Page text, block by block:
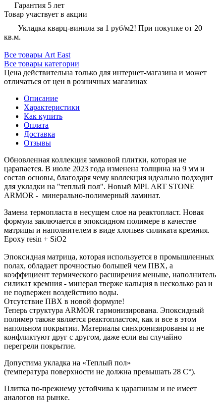
Гарантия 5 лет
Товар участвует в акции
Укладка кварц-винила за 1 руб/м2! При покупке от 20
кв.м.
Все товары Art East
Все товары категории
Цена действительна только для интернет-магазина и может
отличаться от цен в розничных магазинах
Описание
Характеристики
Как купить
Оплата
Доставка
Отзывы
Обновленная коллекция замковой плитки, которая не
царапается. В июле 2023 года изменена толщина на 9 мм и
состав основы, благодаря чему коллекция идеально подходит
для укладки на "теплый пол". Новый MPL ART STONE
ARMOR - минерально-полимерный ламинат.
Замена термопласта в несущем слое на реактопласт. Новая
формула заключается в эпоксидном полимере в качестве
матрицы и наполнителем в виде хлопьев силиката кремния.
Epoxy resin + SiO2
Эпоксидная матрица, которая используется в промышленных
полах, обладает прочностью большей чем ПВХ, а
коэффициент термического расширения меньше, наполнитель
силикат кремния - минерал тверже кальция в несколько раз и
не подвержен воздействию воды.
Отсутствие ПВХ в новой формуле!
Теперь структура ARMOR гармонизирована. Эпоксидный
полимер также является реактопластом, как и все в этом
напольном покрытии. Материалы синхронизированы и не
конфликтуют друг с другом, даже если вы случайно
перегрели покрытие.
Допустима укладка на «Теплый пол»
(температура поверхности не должна превышать 28 C°).
Плитка по-прежнему устойчива к царапинам и не имеет
аналогов на рынке.